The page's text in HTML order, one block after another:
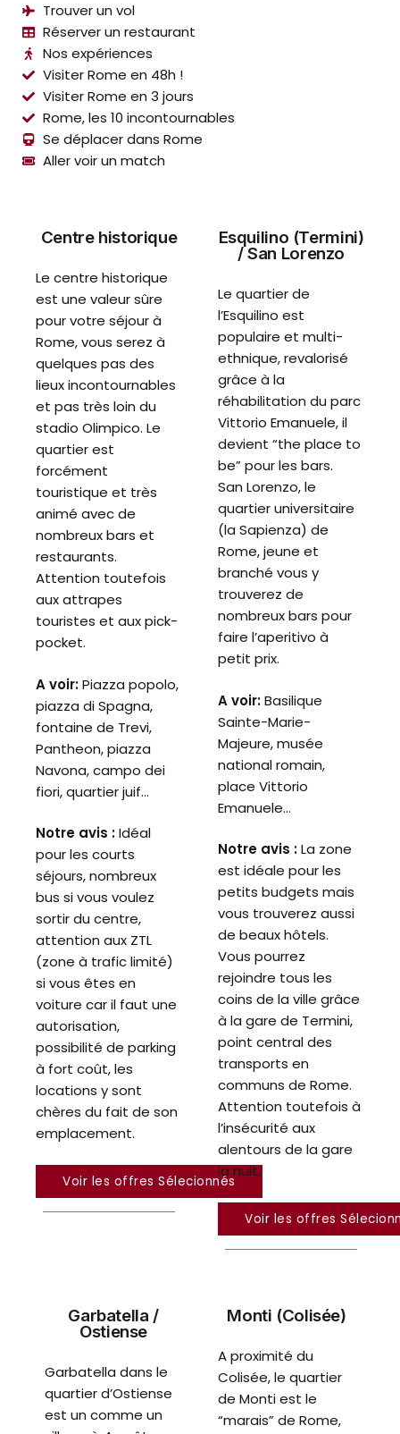
Trouver un vol
Réserver un restaurant
Nos expériences
Visiter Rome en 48h !
Visiter Rome en 3 jours
Rome, les 10 incontournables
Se déplacer dans Rome
Aller voir un match
Centre historique
Le centre historique
est une valeur sûre
pour votre séjour à
Rome, vous serez à
quelques pas des
lieux incontournables
et pas très loin du
stadio Olimpico. Le
quartier est
forcément
touristique et très
animé avec de
nombreux bars et
restaurants.
Attention toutefois
aux attrapes
touristes et aux pick-
pocket.
A voir:Piazza popolo,
piazza di Spagna,
fontaine de Trevi,
Pantheon, piazza
Navona, campo dei
fiori, quartier juif…
Notre avis :Idéal
pour les courts
séjours, nombreux
bus si vous voulez
sortir du centre,
attention aux ZTL
(zone à trafic limité)
si vous êtes en
voiture car il faut une
autorisation,
possibilité de parking
à fort coût, les
locations y sont
chères du fait de son
emplacement.
Voir les offres Sélecionnés
Esquilino (Termini)
/ San Lorenzo
Le quartier de
l’Esquilino est
populaire et multi-
ethnique, revalorisé
grâce à la
réhabilitation du parc
Vittorio Emanuele, il
devient “the place to
be” pour les bars.
San Lorenzo, le
quartier universitaire
(la Sapienza) de
Rome, jeune et
branché vous y
trouverez de
nombreux bars pour
faire l’aperitivo à
petit prix.
A voir:Basilique
Sainte-Marie-
Majeure, musée
national romain,
place Vittorio
Emanuele…
Notre avis :La zone
est idéale pour les
petits budgets mais
vous trouverez aussi
de beaux hôtels.
Vous pourrez
rejoindre tous les
coins de la ville grâce
à la gare de Termini,
point central des
transports en
communs de Rome.
Attention toutefois à
l’insécurité aux
alentours de la gare
la nuit.
Voir les offres
Garbatella /
Ostiense
Garbatella dans le
quartier d’Ostiense
est un comme un
Monti (Colisée)
A proximité du
Colisée, le quartier
de Monti est le
“marais” de Rome,